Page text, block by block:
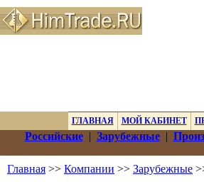
ГЛАВНАЯ МОЙ КАБИНЕТ
Российские| Зарубежные|
Главная >> Компании >> Зарубежные